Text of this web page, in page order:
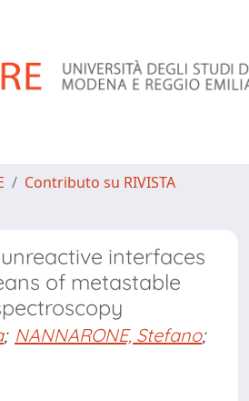
Contributo su RIVISTA
interfaces
of metastable
; NANNARONE, Stefano;